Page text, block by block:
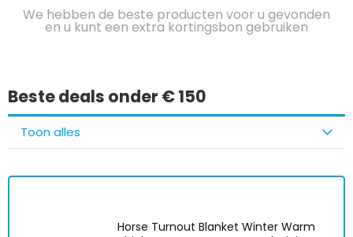
We hebben de beste producten voor u gevonden
en u kunt een extra kortingsbon gebruiken
Beste deals onder € 150
Toon alles
Horse Turnout Blanket Winter Warm